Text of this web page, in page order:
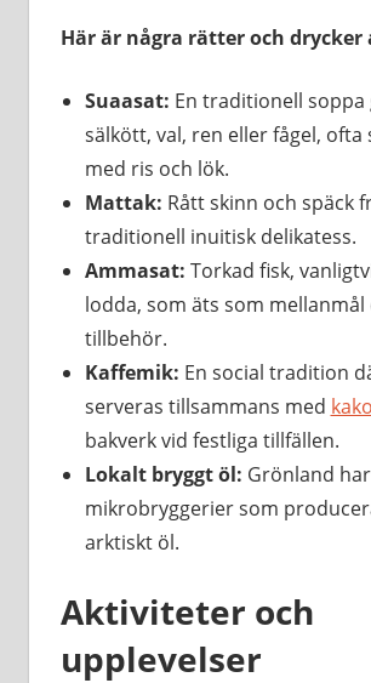
Här är några rätter och drycker
Suaasat: En traditionell soppa
sälkött, val, ren eller fågel, ofta
med ris och lök.
Mattak: Rått skinn och späck
traditionell inuitisk delikatess.
Ammasat: Torkad fisk,
lodda, som äts som mellanmål
tillbehör.
Kaffemik: En social tradition
serveras tillsammans med
bakverk vid festliga tillfällen.
Lokalt bryggt öl: Grönland
mikrobryggerier som
arktiskt öl.
Aktiviteter och
upplevelser